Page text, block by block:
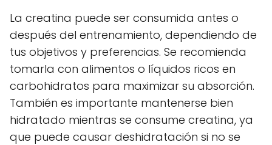
La creatina puede ser consumida antes o
después del entrenamiento, dependiendo de
tus objetivos y preferencias. Se recomienda
tomarla con alimentos o líquidos ricos en
carbohidratos para maximizar su absorción.
También es importante mantenerse bien
hidratado mientras se consume creatina, ya
que puede causar deshidratación si no se